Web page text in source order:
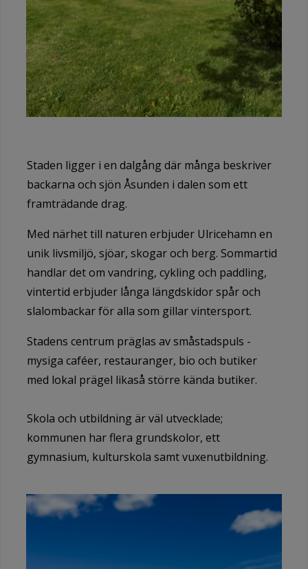
Staden ligger i en dalgång där många beskriver
backarna och sjön Åsunden i dalen som ett
framträdande drag.
Med närhet till naturen erbjuder Ulricehamn en
unik livsmiljö, sjöar, skogar och berg. Sommartid
handlar det om vandring, cykling och paddling,
vintertid erbjuder långa längdskidor spår och
slalombackar för alla som gillar vintersport.
Stadens centrum präglas av småstadspuls -
mysiga caféer, restauranger, bio och butiker
med lokal prägel likaså större kända butiker.
Skola och utbildning är väl utvecklade;
kommunen har flera grundskolor, ett
gymnasium, kulturskola samt vuxenutbildning.